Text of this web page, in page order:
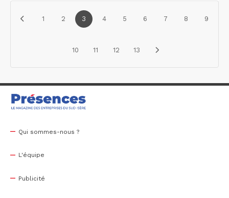
1 2 3 4 5 6 7 8 9
10 11 12 13
Qui sommes-nous ?
L'équipe
Publicité